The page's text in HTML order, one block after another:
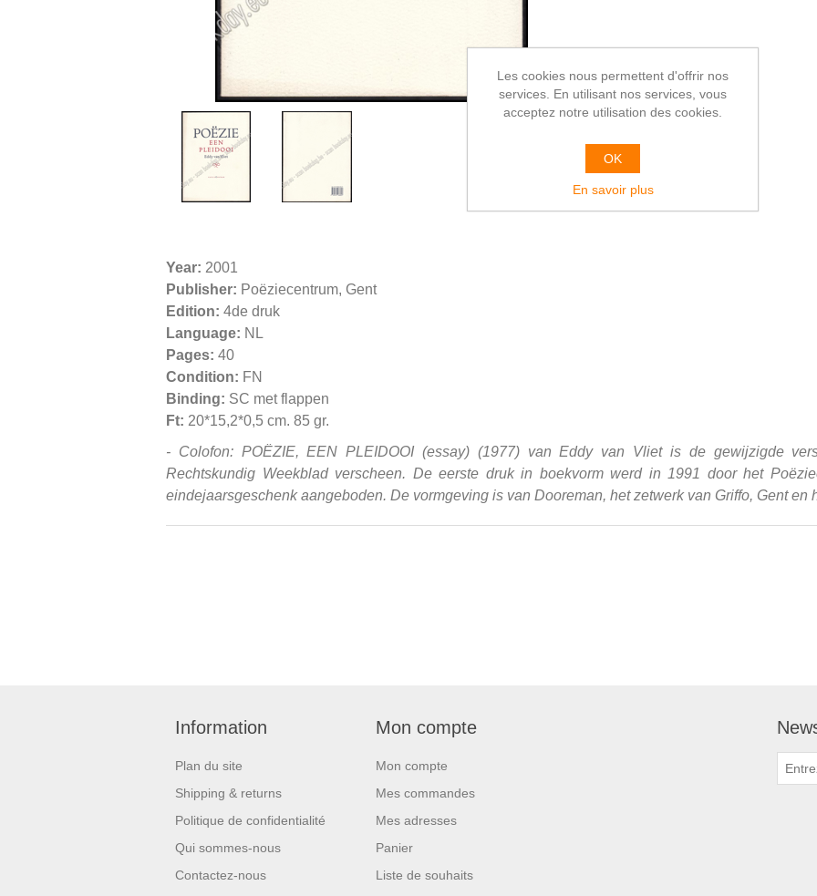
Year: 2001
Publisher: Poëziecentrum, Gent
Edition: 4de druk
Language: NL
Pages: 40
Condition: FN
Binding: SC met flappen
Ft: 20*15,2*0,5 cm. 85 gr.
- Colofon: POËZIE, EEN PLEIDOOI (essay) (1977) van Eddy van Vliet is de gewijzigde
Rechtskundig Weekblad verscheen. De eerste druk in boekvorm werd in 1991 door het
eindejaarsgeschenk aangeboden. De vormgeving is van Dooreman, het zetwerk van Griffo, Gent en
Information
Plan du site
Shipping & returns
Politique de confidentialité
Qui sommes-nous
Contactez-nous
Mon compte
Mon compte
Mes commandes
Mes adresses
Panier
Liste de souhaits
Les cookies nous permettent d'offrir nos
services. En utilisant nos services, vous
acceptez notre utilisation des cookies.
OK
En savoir plus